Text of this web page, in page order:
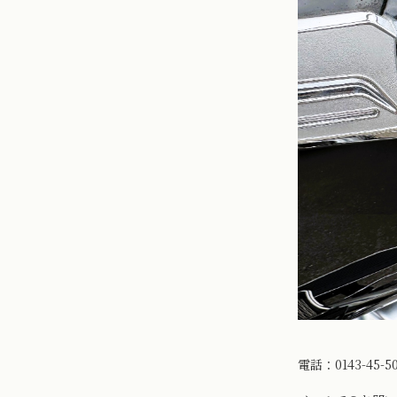
電話：0143-45-